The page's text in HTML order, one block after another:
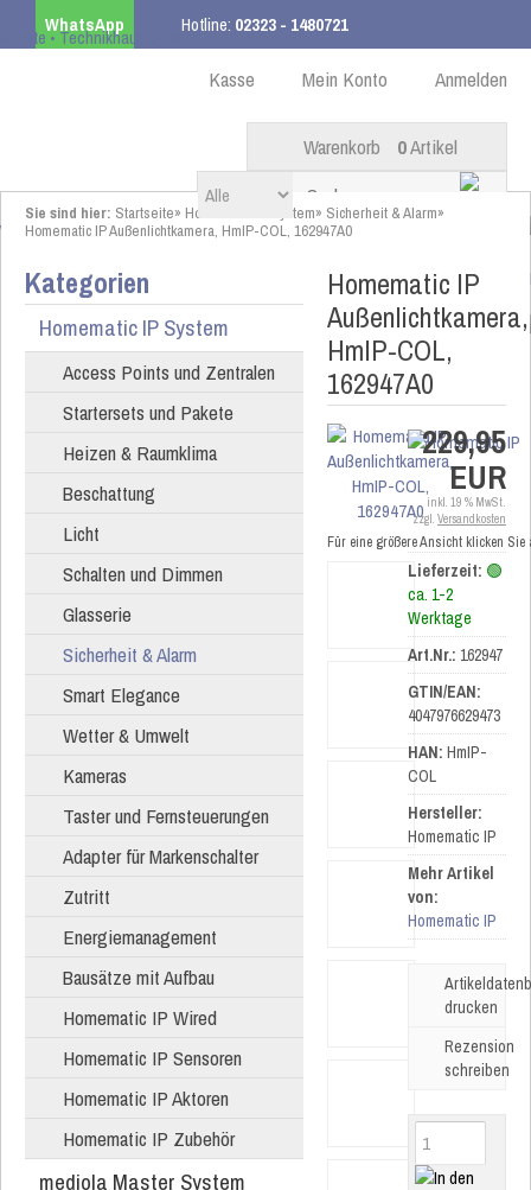
WhatsApp Hotline: 02323 - 1480721
ab 99,00 € innerhalb DE Anmelden
Mein Konto
Kasse
Warenkorb 0Artikel
Sie sind hier: Startseite» Homematic IP System» Sicherheit & Alarm»
Homematic IP Außenlichtkamera, HmIP-COL, 162947A0
Kategorien
Homematic IP System
Access Points und Zentralen
Startersets und Pakete
Heizen & Raumklima
Beschattung
Licht
Schalten und Dimmen
Glasserie
Sicherheit & Alarm
Smart Elegance
Wetter & Umwelt
Kameras
Taster und Fernsteuerungen
Adapter für Markenschalter
Zutritt
Energiemanagement
Bausätze mit Aufbau
Homematic IP Wired
Homematic IP Sensoren
Homematic IP Aktoren
Homematic IP Zubehör
mediola Master System
Homematic IP
Außenlichtkamera,
HmIP-COL,
162947A0
Für eine größere Ansicht klicken
229,95
EUR
inkl. 19 % MwSt.
zzgl. Versandkosten
Lieferzeit: 🟢
ca. 1-2
Werktage
Art.Nr.: 162947
GTIN/EAN:
4047976629473
HAN: HmIP-
COL
Hersteller:
Homematic IP
Mehr Artikel
von:
Homematic IP
drucken
Rezension
schreiben